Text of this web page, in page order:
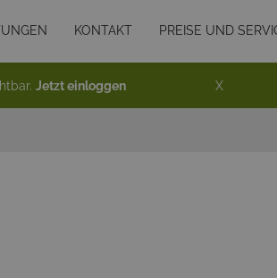
KONTAKT PREISE UND
Jetzt einloggen X